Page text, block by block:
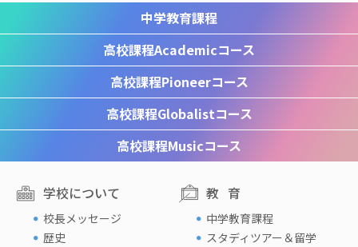
中学教育課程
高校課程Academicコース
高校課程Pioneerコース
高校課程Globalistコース
高校課程Musicコース
学校について
校長メッセージ
歴史
教育
中学教育課程
スタディツアー＆留学